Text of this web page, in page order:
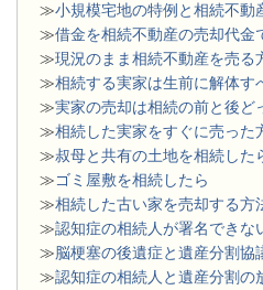
≫小規模宅地の特例と相続不動
≫借金を相続不動産の売却代金
≫現況のまま相続不動産を売る
≫相続する実家は生前に解体す
≫実家の売却は相続の前と後ど
≫相続した実家をすぐに売った
≫叔母と共有の土地を相続した
≫ゴミ屋敷を相続したら
≫相続した古い家を売却する方
≫認知症の相続人が署名できな
≫脳梗塞の後遺症と遺産分割協
≫認知症の相続人と遺産分割の